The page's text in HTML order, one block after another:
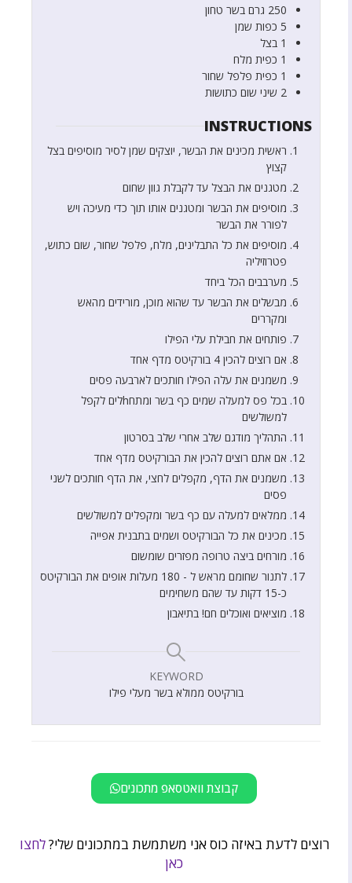
250 גרם בשר טחון
5 כפות שמן
1 בצל
1 כפית מלח
1 כפית פלפל שחור
2 שיני שום כתושות
INSTRUCTIONS
ראשית מכינים את הבשר, יוצקים שמן לסיר מוסיפים בצל
קצוץ
מטגנים את הבצל עד לקבלת גוון שחום
מוסיפים את הבשר ומטגנים אותו תוך כדי מעיכה ויש
לפורר את הבשר
מוסיפים את כל התבלינים, מלח, פלפל שחור, שום כתוש,
פטרוזיליה
מערבבים הכל ביחד
מבשלים את הבשר עד שהוא מוכן, מורידים מהאש
ומקררים
פותחים את חבילת עלי הפילו
אם רוצים להכין 4 בורקיטס מדף אחד
משמנים את עלה הפילו חותכים לארבעה פסים
בכל פס למעלה שמים כף בשר ומתחhלים לקפל
למשולשים
התהליך מודגם שלב אחרי שלב בסרטון
אם אתם רוצים להכין את הבורקיטס מדף אחד
משמנים את הדף, מקפלים לחצי, את הדף חותכים לשני
פסים
ממלאים למעלה עם כף בשר ומקפלים למשולשים
מכינים את כל הבורקיטס ושמים בתבנית אפייה
מורחים ביצה טרופה מפזרים שומשום
לתנור שחומם מראש ל - 180 מעלות אופים את הבורקיטס
כ-15 דקות עד שהם משחימים
מוציאים ואוכלים חם! בתיאבון
KEYWORD
בורקיטס ממולא בשר מעלי פילו
קבוצת וואטסאפ מתכונים
רוצים לדעת באיזה כוס אני משתמשת במתכונים שלי?לחצו
כאן